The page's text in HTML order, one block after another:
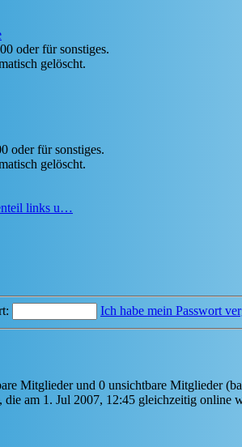
oder für sonstiges.
gelöscht.
oder für sonstiges.
gelöscht.
links u…
Ich habe mein Passwort
Mitglieder und 0 unsichtbare Mitglieder
die am 1. Jul 2007, 12:45 gleichzeitig online